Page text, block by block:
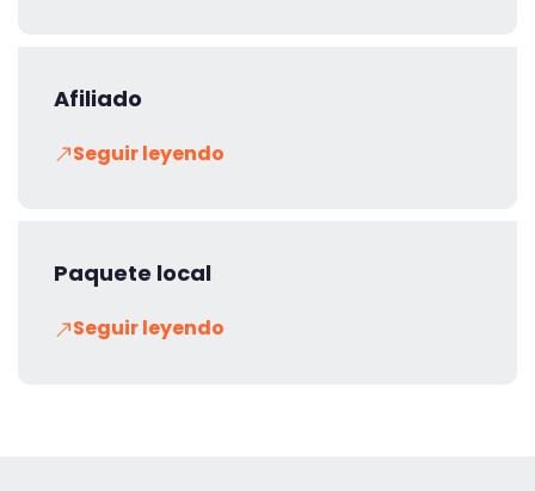
Afiliado
Seguir leyendo
Paquete local
Seguir leyendo